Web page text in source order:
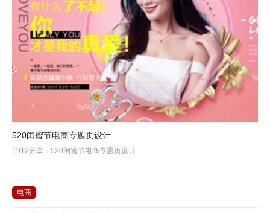
520闺蜜节电商专题页设计
1912分享：520闺蜜节电商专题页设计
电商